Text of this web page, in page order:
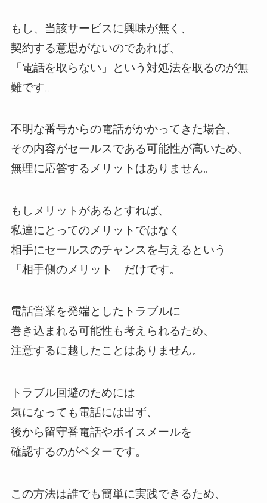
もし、当該サービスに興味が無く、
契約する意思がないのであれば、
「電話を取らない」という対処法を取るのが無
難です。
不明な番号からの電話がかかってきた場合、
その内容がセールスである可能性が高いため、
無理に応答するメリットはありません。
もしメリットがあるとすれば、
私達にとってのメリットではなく
相手にセールスのチャンスを与えるという
「相手側のメリット」だけです。
電話営業を発端としたトラブルに
巻き込まれる可能性も考えられるため、
注意するに越したことはありません。
トラブル回避のためには
気になっても電話には出ず、
後から留守番電話やボイスメールを
確認するのがベターです。
この方法は誰でも簡単に実践できるため、